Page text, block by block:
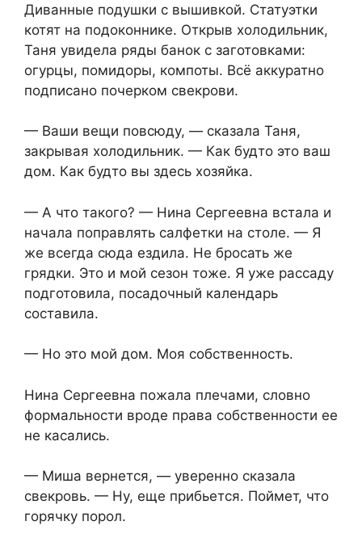
Диванные подушки с вышивкой. Статуэтки
котят на подоконнике. Открыв холодильник,
Таня увидела ряды банок с заготовками:
огурцы, помидоры, компоты. Всё аккуратно
подписано почерком свекрови.
— Ваши вещи повсюду, — сказала Таня,
закрывая холодильник. — Как будто это ваш
дом. Как будто вы здесь хозяйка.
— А что такого? — Нина Сергеевна встала и
начала поправлять салфетки на столе. — Я
же всегда сюда ездила. Не бросать же
грядки. Это и мой сезон тоже. Я уже рассаду
подготовила, посадочный календарь
составила.
— Но это мой дом. Моя собственность.
Нина Сергеевна пожала плечами, словно
формальности вроде права собственности ее
не касались.
— Миша вернется, — уверенно сказала
свекровь. — Ну, еще прибьется. Поймет, что
горячку порол.